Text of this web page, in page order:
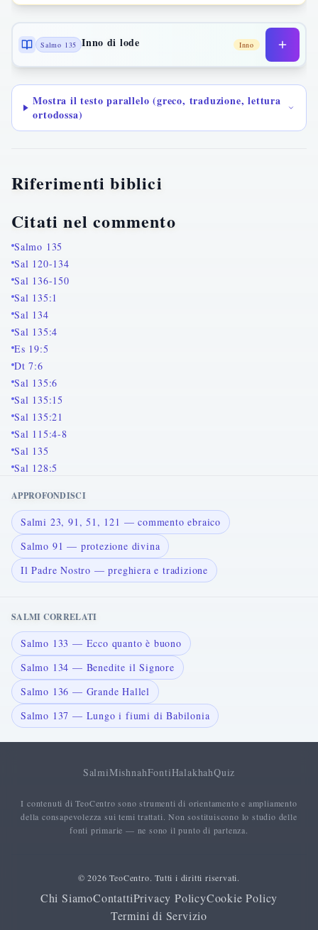
Salmo 135 Inno di lode Inno
Mostra il testo parallelo (greco, traduzione, lettura
ortodossa)
Riferimenti biblici
Citati nel commento
Salmo 135
Sal 120-134
Sal 136-150
Sal 135:1
Sal 134
Sal 135:4
Es 19:5
Dt 7:6
Sal 135:6
Sal 135:15
Sal 135:21
Sal 115:4-8
Sal 135
Sal 128:5
APPROFONDISCI
Salmi 23, 91, 51, 121 — commento ebraico
Salmo 91 — protezione divina
Il Padre Nostro — preghiera e tradizione
SALMI CORRELATI
Salmo 133 — Ecco quanto è buono
Salmo 134 — Benedite il Signore
Salmo 136 — Grande Hallel
Salmo 137 — Lungo i fiumi di Babilonia
SalmiMishnahFontiHalakhahQuiz
I contenuti di TeoCentro sono strumenti di orientamento e ampliamento
della consapevolezza sui temi trattati. Non sostituiscono lo studio delle
fonti primarie — ne sono il punto di partenza.
© 2026 TeoCentro. Tutti i diritti riservati.
Chi SiamoContattiPrivacy PolicyCookie Policy
Termini di Servizio